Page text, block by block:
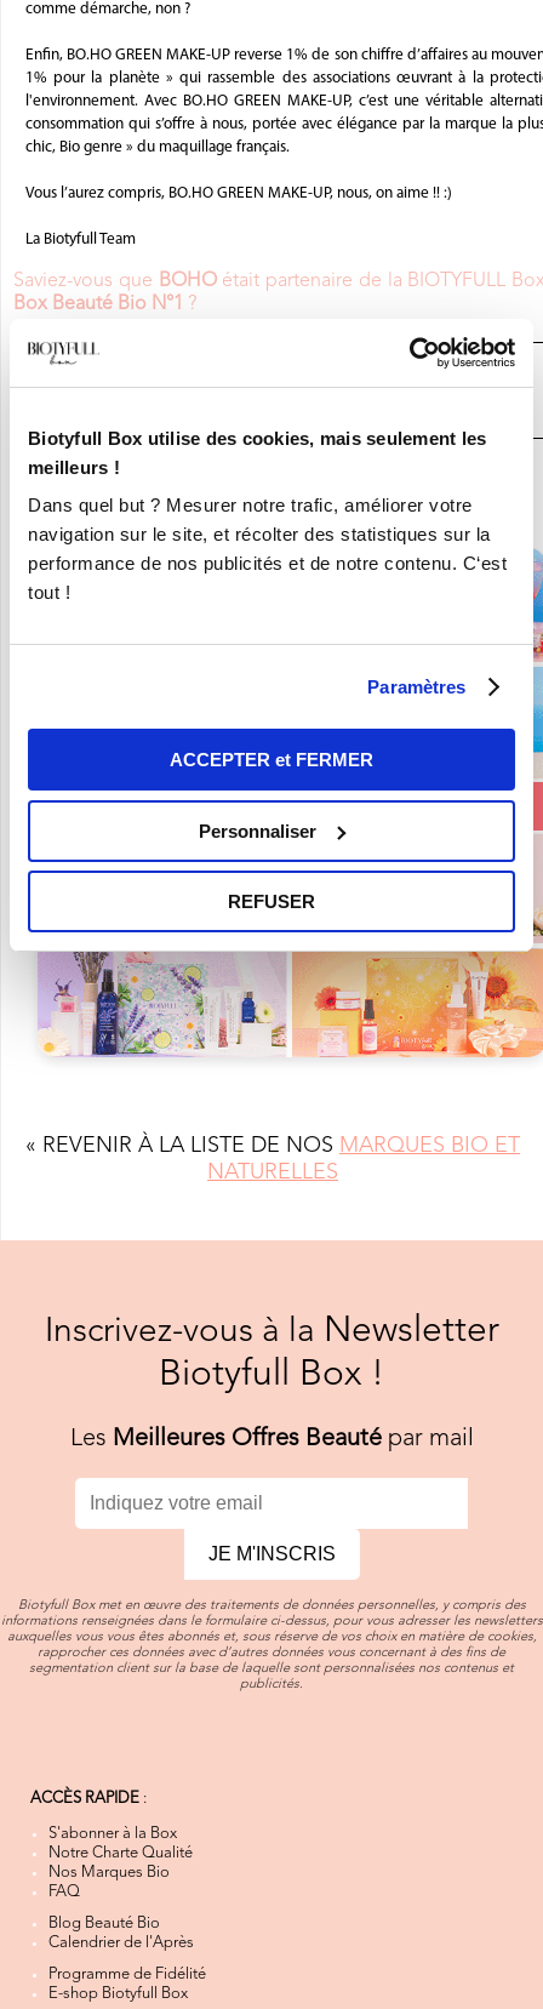
Biotyfull Box utilise des cookies, mais seulement les
meilleurs !
Dans quel but ? Mesurer notre trafic, améliorer votre
navigation sur le site, et récolter des statistiques sur la
performance de nos publicités et de notre contenu. C‘est
tout !
Paramètres
ACCEPTER et FERMER
Personnaliser
REFUSER
comme démarche, non ?
Enfin, BO.HO GREEN MAKE-UP reverse 1% de son chiffre d’affaires au
1% pour la planète » qui rassemble des associations œuvrant à la
l'environnement. Avec BO.HO GREEN MAKE-UP, c’est une véritable
consommation qui s’offre à nous, portée avec élégance par la marque la
chic, Bio genre » du maquillage français.
Vous l’aurez compris, BO.HO GREEN MAKE-UP, nous, on aime !! :)
La Biotyfull Team
Saviez-vous que BOHOétait partenaire de la BIOTYFULL
Box Beauté Bio N°1
?
JE DÉCOUVRE LA BOX BEAUTÉ BIO
En ce moment :
Craquez pour vos 8 Nouvelles Box pour 9,90€ seulement !
« REVENIR À LA LISTE DE NOS MARQUES BIO ET
NATURELLES
Inscrivez-vous à la Newsletter
Biotyfull Box !
Les Meilleures Offres Beautépar mail
JE M'INSCRIS
Biotyfull Box met en œuvre des traitements de données personnelles, y compris des
informations renseignées dans le formulaire ci-dessus, pour vous adresser les newsletters
auxquelles vous vous êtes abonnés et, sous réserve de vos choix en matière de cookies,
rapprocher ces données avec d’autres données vous concernant à des fins de
segmentation client sur la base de laquelle sont personnalisées nos contenus et
publicités.
ACCÈS RAPIDE :
S'abonner à la Box
Notre Charte Qualité
Nos Marques Bio
FAQ
Blog Beauté Bio
Calendrier de l'Après
Programme de Fidélité
E-shop Biotyfull Box